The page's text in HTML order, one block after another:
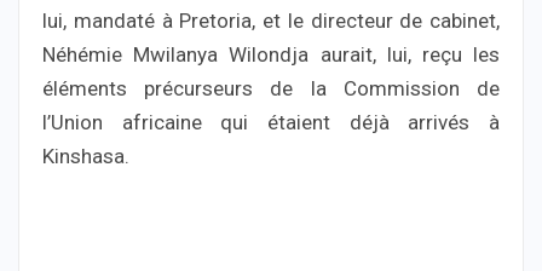
lui, mandaté à Pretoria, et le directeur de cabinet,
Néhémie Mwilanya Wilondja aurait, lui, reçu les
éléments précurseurs de la Commission de
l’Union africaine qui étaient déjà arrivés à
Kinshasa.